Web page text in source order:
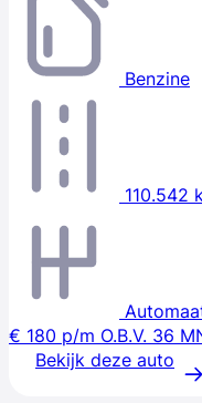
Benzine
110.542
€ 180 p/m O.B.V. 36
Bekijk deze auto